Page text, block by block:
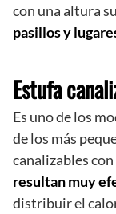
con una altura
pasillos y
Estufa
Es uno de los
de los más
canalizables con
resultan muy
distribuir el